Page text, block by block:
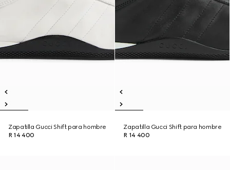
Zapatilla Gucci Shift para hombre
R 14 400
Zapatilla Gucci Shift para hombre
R 14 400